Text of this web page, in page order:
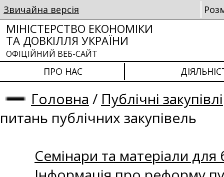
Звичайна версія
МІНІСТЕРСТВО ЕКОНОМІКИ
ТА ДОВКІЛЛЯ УКРАЇНИ
ОФІЦІЙНИЙ ВЕБ-САЙТ
ПРО НАС
Головна / Публічні закупівлі
питань публічних закупівель
Семінари та матеріали для